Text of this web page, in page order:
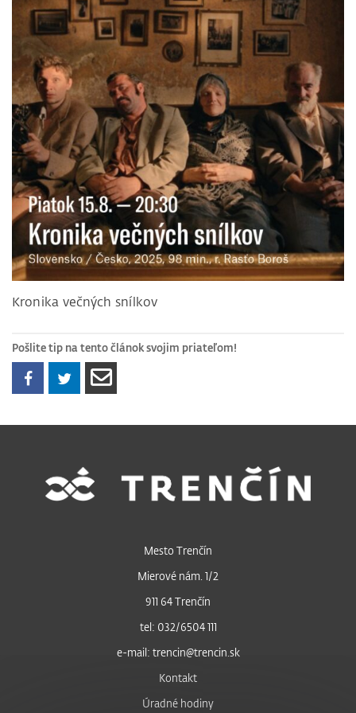
Kronika večných snílkov
Pošlite tip na tento článok svojim priateľom!
Mesto Trenčín
Mierové nám. 1/2
911 64 Trenčín
tel: 032/6504 111
e-mail: trencin@trencin.sk
Kontakt
Úradné hodiny